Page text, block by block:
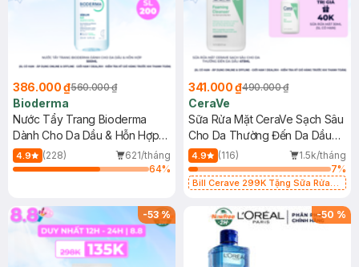
386.000 ₫560.000 ₫
Bioderma
Nước Tẩy Trang Bioderma
Dành Cho Da Dầu & Hỗn Hợp
500ml
4.9 (228)
621/tháng
64%
341.000 ₫490.000 ₫
CeraVe
Sữa Rửa Mặt CeraVe Sạch Sâu
Cho Da Thường Đến Da Dầu
473ml
4.9 (116)
1.5k/tháng
7%
Bill Cerave 299K Tặng Sữa Rửa
-53% -50 %